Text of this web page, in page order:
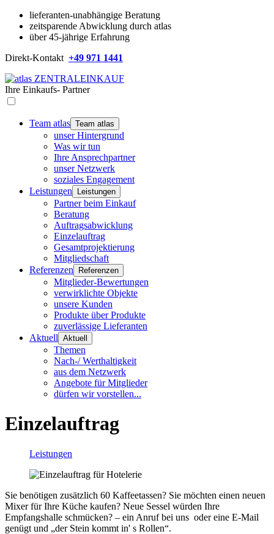
lieferanten-unabhängige Beratung
zeitsparende Abwicklung durch atlas
über 45-jährige Erfahrung
Direkt-Kontakt +49 971 1441
Ihre Einkaufs- Partner
Team atlas Team atlas
unser Hintergrund
Was wir tun
Ihre Ansprechpartner
unser Netzwerk
soziales Engagement
Leistungen
Leistungen
Partner beim Einkauf
Beratung
Auftragsabwicklung
Einzelauftrag
Gesamtprojektierung
Mitgliedschaft
Referenzen
Referenzen
Mitglieder-Bewertungen
verwirklichte Objekte
unsere Kunden
Produkte über Produkte
zuverlässige Lieferanten
Aktuell Aktuell
Themen
Nach-/ Werthaltigkeit
aus dem Netzwerk
Angebote für Mitglieder
dürfen wir vorstellen...
Einzelauftrag
Leistungen
Sie benötigen zusätzlich 60 Kaffeetassen? Sie möchten einen neuen
Mixer für Ihre Küche kaufen? Neue Sessel würden Ihre
Empfangshalle schmücken? – ein Anruf bei uns oder eine E-Mail
genügt und „der Stein kommt in' s Rollen“.